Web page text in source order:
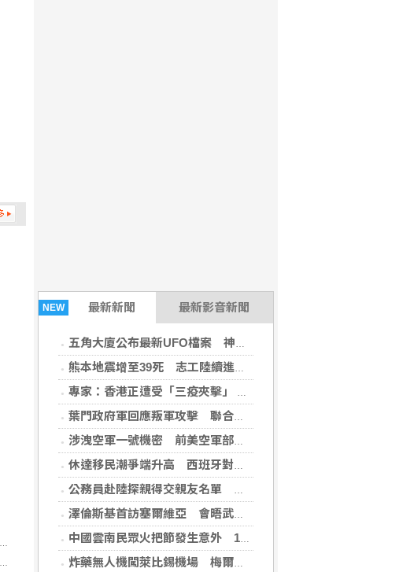
NEW 最新新聞 最新影音新聞
五角大廈公布最新UFO檔案 神秘球體驚現中東與太平洋
熊本地震增至39死 志工陸續進入災區協助
專家：香港正遭受「三疫夾擊」 勿輕忽流感
葉門政府軍回應叛軍攻擊 聯合國示警新一輪內戰風險
涉洩空軍一號機密 前美空軍部長遭五角大廈停權
休達移民潮爭端升高 西班牙對義大利祭臨時邊境管制
公務員赴陸探親得交親友名單 陸委會：執行多年
澤倫斯基首訪塞爾維亞 會晤武契奇尋求支持
中國雲南民眾火把節發生意外 16人燒傷
炸藥無人機闖萊比錫機場 梅爾茨召集國家安全委員會